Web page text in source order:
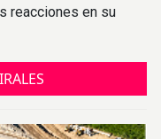
reacciones en su